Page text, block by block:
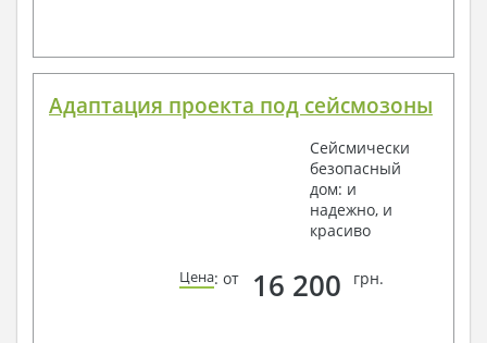
Адаптация проекта под сейсмозоны
Сейсмически
безопасный
дом: и
надежно, и
красиво
Цена: от 16 200 грн.